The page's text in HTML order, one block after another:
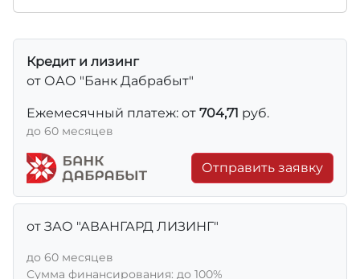
Кредит и лизинг
от ОАО "Банк Дабрабыт"
Ежемесячный платеж: от 704,71 руб.
до 60 месяцев
Отправить заявку
от ЗАО "АВАНГАРД ЛИЗИНГ"
до 60 месяцев
Сумма финансирования: до 100%